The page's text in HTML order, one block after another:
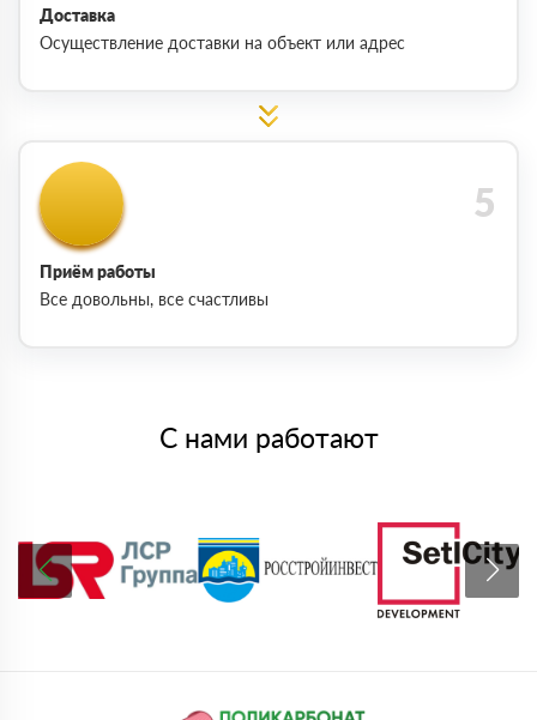
Доставка
Осуществление доставки на объект или адрес
Приём работы
Все довольны, все счастливы
С нами работают